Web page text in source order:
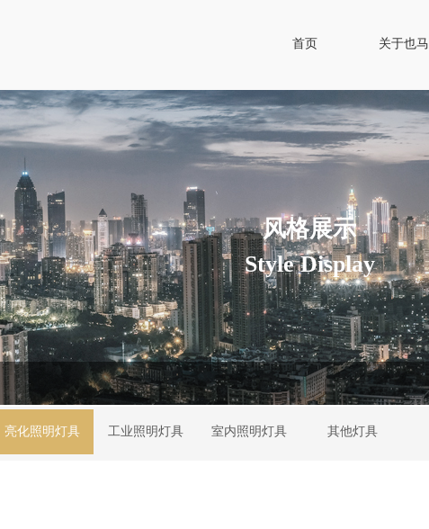
首页 关于也马
风格展示
Style Display
亮化照明灯具 工业照明灯具 室内照明灯具 其他灯具